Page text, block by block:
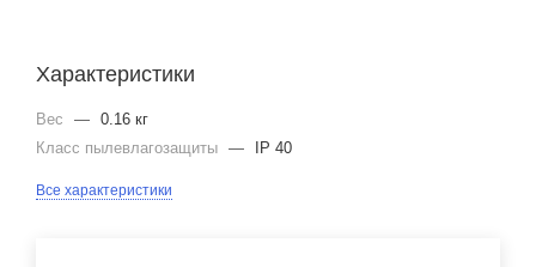
Характеристики
Вес — 0.16 кг
Класс пылевлагозащиты — IP 40
Все характеристики